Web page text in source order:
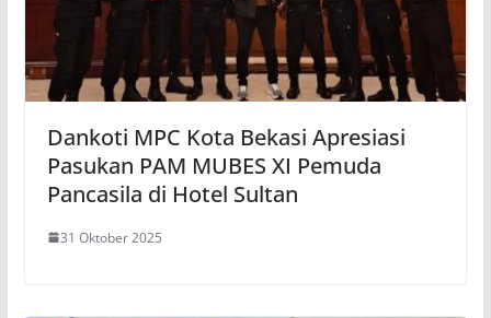
Dankoti MPC Kota Bekasi Apresiasi
Pasukan PAM MUBES XI Pemuda
Pancasila di Hotel Sultan
31 Oktober 2025